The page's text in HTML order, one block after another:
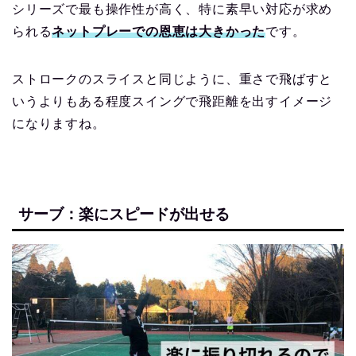
シリーズで最も操作性が高く、特に素早い対応が求め
られるネットプレーでの恩恵は大きかったです。
ストロークのスライスと同じように、重さで飛ばすと
いうよりもある程度スイングで飛距離を出すイメージ
になりますね。
サーブ：楽にスピードが出せる